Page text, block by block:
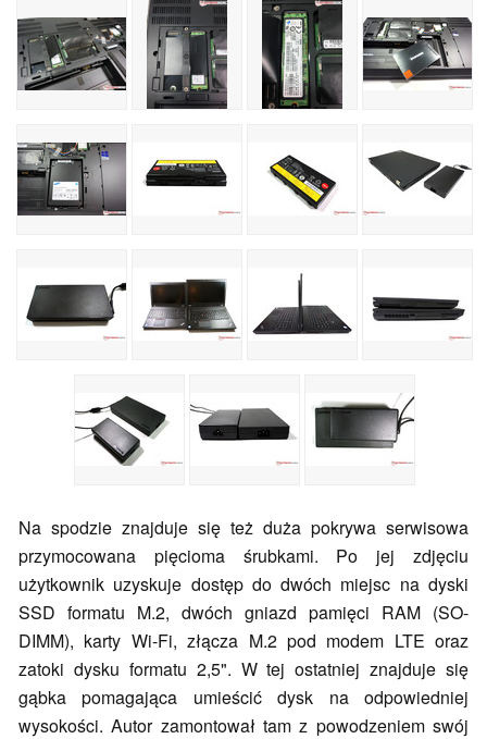
Na spodzie znajduje się też duża pokrywa serwisowa
przymocowana pięcioma śrubkami. Po jej zdjęciu
użytkownik uzyskuje dostęp do dwóch miejsc na dyski
SSD formatu M.2, dwóch gniazd pamięci RAM (SO-
DIMM), karty Wi-Fi, złącza M.2 pod modem LTE oraz
zatoki dysku formatu 2,5". W tej ostatniej znajduje się
gąbka pomagająca umieścić dysk na odpowiedniej
wysokości. Autor zamontował tam z powodzeniem swój